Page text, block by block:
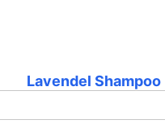
Lavendel Shampoo